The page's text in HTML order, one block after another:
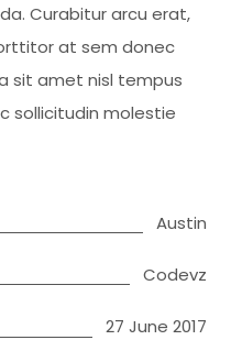
Curabitur arcu erat,
at sem donec
sit amet nisl tempus
sollicitudin molestie
Austin
Codevz
27 June 2017